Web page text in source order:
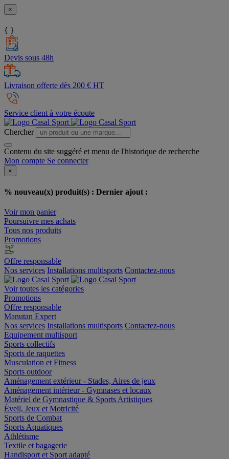
×
{ }
Devis sous 48h
Livraison offerte dès 200 € HT
Service client à votre écoute
Chercher
Contenu du site suggéré et menu de l'historique de recherche
Mon compte Se connecter
×
% nouveau(x) produit(s) : Dernier ajout :
Voir mon panier
Poursuivre mes achats
Tous nos produits
Promotions
Offre responsable
Nos services Installations multisports Contactez-nous
Voir toutes les catégories
Promotions
Offre responsable
Manutan Expert
Nos services Installations multisports Contactez-nous
Equipement multisport
Sports collectifs
Sports de raquettes
Musculation et Fitness
Sports outdoor
Aménagement extérieur - Stades, Aires de jeux
Aménagement intérieur - Gymnases et locaux
Matériel de Gymnastique & Sports Artistiques
Éveil, Jeux et Motricité
Sports de Combat
Sports Aquatiques
Athlétisme
Textile et bagagerie
Handisport et Sport adapté